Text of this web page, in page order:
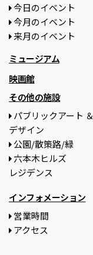
今日のイベント
今月のイベント
来月のイベント
ミュージアム
映画館
その他の施設
パブリックアート ＆
デザイン
公園/散策路/緑
六本木ヒルズ
レジデンス
インフォメーション
営業時間
アクセス